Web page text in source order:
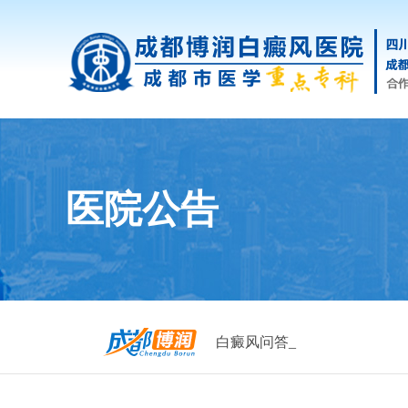
医院公告
白癜风问答_